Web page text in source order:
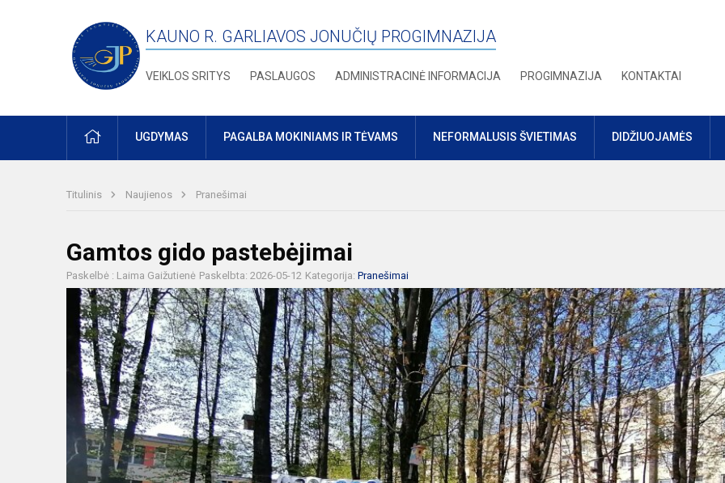
KAUNO R. GARLIAVOS JONUČIŲ PROGIMNAZIJA
VEIKLOS SRITYS PASLAUGOS ADMINISTRACINĖ INFORMACIJA PROGIMNAZIJA KONTAKTAI
PRADŽIAUGDYMAS PAGALBA MOKINIAMS IR TĖVAMS NEFORMALUSIS ŠVIETIMAS DIDŽIUOJAMĖS
Titulinis Naujienos Pranešimai
Gamtos gido pastebėjimai
Paskelbė : Laima Gaižutienė Paskelbta: 2026-05-12 Kategorija: Pranešimai